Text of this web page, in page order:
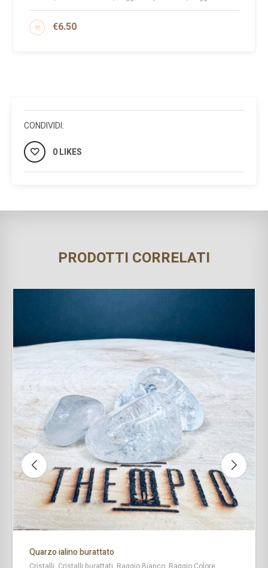
€6.50
AGGIUNGI AL CARRELLO
CONDIVIDI:
0 LIKES
PRODOTTI CORRELATI
Quarzo ialino burattato